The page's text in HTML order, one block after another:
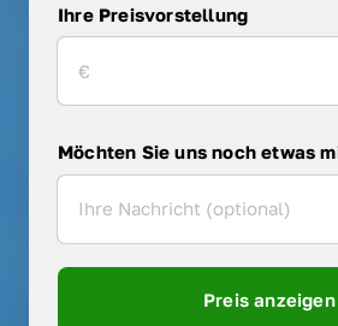
Ihre Preisvorstellung
Möchten Sie uns noch etwas
Preis anzeigen